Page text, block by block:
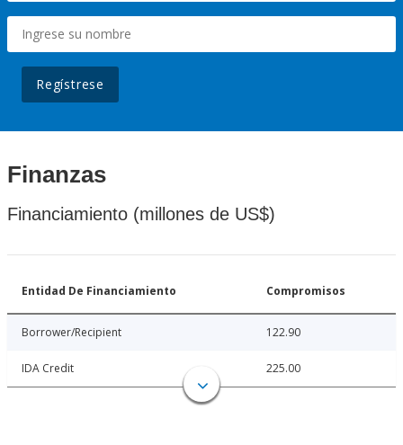
Regístrese
Finanzas
Financiamiento (millones de US$)
Entidad De Financiamiento Compromisos
Borrower/Recipient 122.90
IDA Credit 225.00